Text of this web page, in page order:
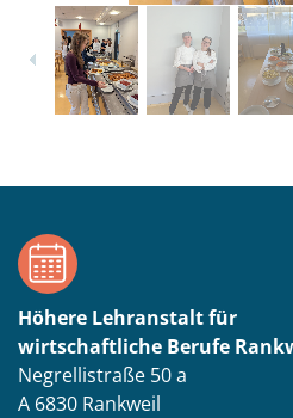
Höhere Lehranstalt für
wirtschaftliche Berufe
Negrellistraße 50 a
A 6830 Rankweil